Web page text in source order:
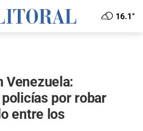
16.1°
Venezuela:
por robar
entre los